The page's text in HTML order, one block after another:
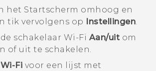
het Startscherm omhoog en
tik vervolgens op Instellingen.
schakelaar Wi‍-Fi Aan/uit om
of uit te schakelen.
Wi-Fi voor een lijst met